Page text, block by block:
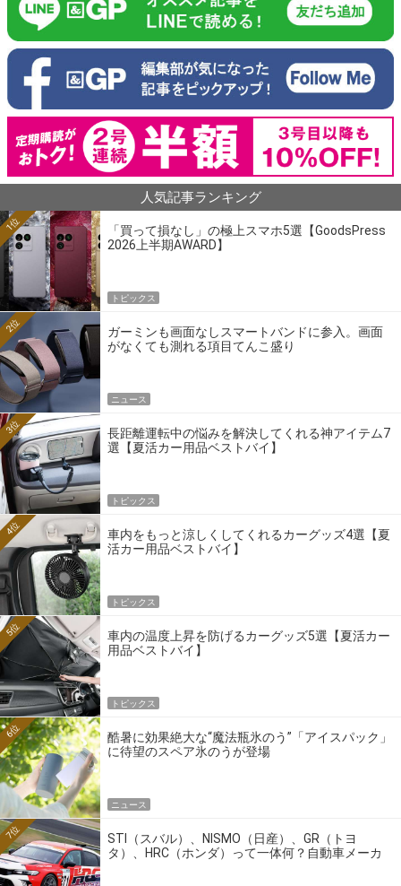
人気記事ランキング
「買って損なし」の極上スマホ5選【GoodsPress
2026上半期AWARD】
1位
トピックス
ガーミンも画面なしスマートバンドに参入。画面
がなくても測れる項目てんこ盛り
2位
ニュース
長距離運転中の悩みを解決してくれる神アイテム7
選【夏活カー用品ベストバイ】
3位
トピックス
車内をもっと涼しくしてくれるカーグッズ4選【夏
活カー用品ベストバイ】
4位
トピックス
車内の温度上昇を防げるカーグッズ5選【夏活カー
用品ベストバイ】
5位
トピックス
酷暑に効果絶大な“魔法瓶氷のう”「アイスパック」
に待望のスペア氷のうが登場
6位
ニュース
STI（スバル）、NISMO（日産）、GR（トヨ
タ）、HRC（ホンダ）って一体何？自動車メーカ
7位